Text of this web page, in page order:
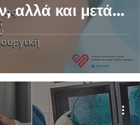
αλλά και μετά